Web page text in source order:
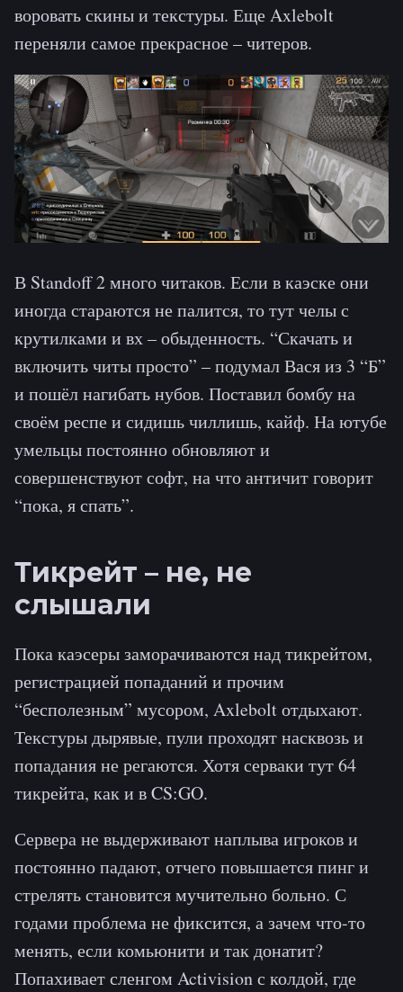
воровать скины и текстуры. Еще Axlebolt
переняли самое прекрасное – читеров.
В Standoff 2 много читаков. Если в каэске они
иногда стараются не палится, то тут челы с
крутилками и вх – обыденность. “Скачать и
включить читы просто” – подумал Вася из 3 “Б”
и пошёл нагибать нубов. Поставил бомбу на
своём респе и сидишь чиллишь, кайф. На ютубе
умельцы постоянно обновляют и
совершенствуют софт, на что античит говорит
“пока, я спать”.
Тикрейт – не, не
слышали
Пока каэсеры заморачиваются над тикрейтом,
регистрацией попаданий и прочим
“бесполезным” мусором, Axlebolt отдыхают.
Текстуры дырявые, пули проходят насквозь и
попадания не регаются. Хотя серваки тут 64
тикрейта, как и в CS:GO.
Сервера не выдерживают наплыва игроков и
постоянно падают, отчего повышается пинг и
стрелять становится мучительно больно. С
годами проблема не фиксится, а зачем что-то
менять, если комьюнити и так донатит?
Попахивает сленгом Activision с колдой, где